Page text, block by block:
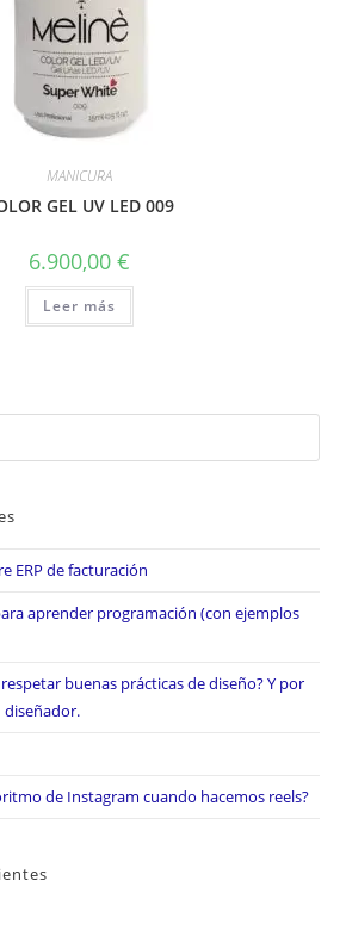
MANICURA
GEL UV LED 009
6.900,00 €
Leer más
ERP de facturación
aprender programación (con ejemplos
buenas prácticas de diseño? Y por
diseñador.
de Instagram cuando hacemos reels?